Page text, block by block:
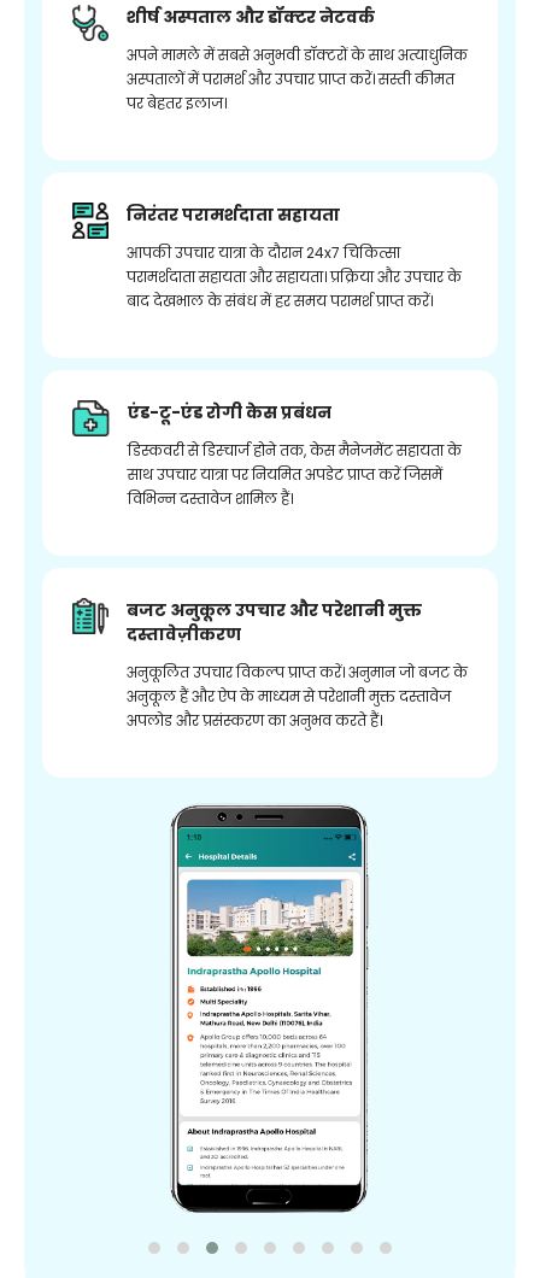
शीर्ष अस्पताल और डॉक्टर नेटवर्क
अपने मामले में सबसे अनुभवी डॉक्टरों के साथ अत्याधुनिक
अस्पतालों में परामर्श और उपचार प्राप्त करें। सस्ती कीमत
पर बेहतर इलाज।
निरंतर परामर्शदाता सहायता
आपकी उपचार यात्रा के दौरान 24x7 चिकित्सा
परामर्शदाता सहायता और सहायता। प्रक्रिया और उपचार के
बाद देखभाल के संबंध में हर समय परामर्श प्राप्त करें।
एंड-टू-एंड रोगी केस प्रबंधन
डिस्कवरी से डिस्चार्ज होने तक, केस मैनेजमेंट सहायता के
साथ उपचार यात्रा पर नियमित अपडेट प्राप्त करें जिसमें
विभिन्न दस्तावेज शामिल हैं।
बजट अनुकूल उपचार और परेशानी मुक्त
दस्तावेज़ीकरण
अनुकूलित उपचार विकल्प प्राप्त करें। अनुमान जो बजट के
अनुकूल हैं और ऐप के माध्यम से परेशानी मुक्त दस्तावेज
अपलोड और प्रसंस्करण का अनुभव करते हैं।